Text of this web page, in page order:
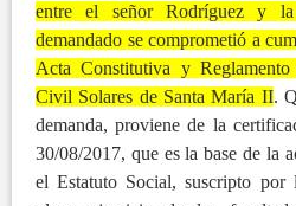
entre el señor Rodríguez y
demandado se comprometió a
Acta Constitutiva y
Civil Solares de Santa María II.
demanda, proviene de la
30/08/2017, que es la base de la
el Estatuto Social, suscripto